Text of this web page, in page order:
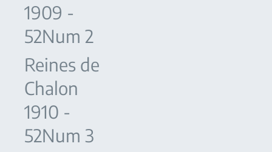
1909 -
52Num 2
Reines de
Chalon
1910 -
52Num 3